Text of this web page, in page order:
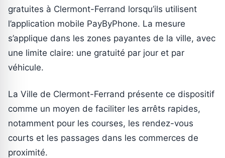
gratuites à Clermont-Ferrand lorsqu’ils utilisent
l’application mobile PayByPhone. La mesure
s’applique dans les zones payantes de la ville, avec
une limite claire: une gratuité par jour et par
véhicule.
La Ville de Clermont-Ferrand présente ce dispositif
comme un moyen de faciliter les arrêts rapides,
notamment pour les courses, les rendez-vous
courts et les passages dans les commerces de
proximité.